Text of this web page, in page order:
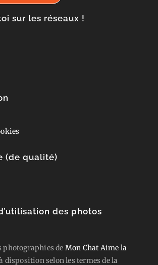
sur les réseaux !
(de qualité)
des photos
photographiesde Mon Chat Aime la
disposition selon les termes de la